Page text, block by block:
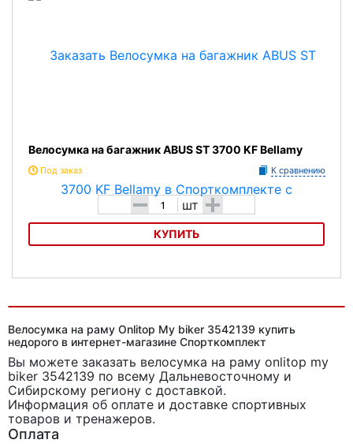
Велосумка на багажник ABUS ST 3700 KF Bellamy
Под заказ К сравнению
- шт +
КУПИТЬ
Велосумка на раму Onlitop My biker 3542139 купить
недорого в интернет-магазине Спорткомплект
Вы можете заказать велосумка на раму onlitop my
biker 3542139 по всему Дальневосточному и
Сибирскому региону с доставкой.
Информация об оплате и доставке спортивных
товаров и тренажеров.
Оплата